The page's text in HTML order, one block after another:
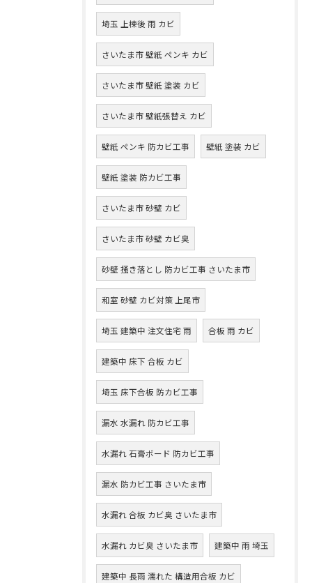
埼玉 上棟後 雨 カビ
さいたま市 壁紙 ペンキ カビ
さいたま市 壁紙 塗装 カビ
さいたま市 壁紙張替え カビ
壁紙 ペンキ 防カビ工事 壁紙 塗装 カビ
壁紙 塗装 防カビ工事
さいたま市 砂壁 カビ
さいたま市 砂壁 カビ臭
砂壁 掻き落とし 防カビ工事 さいたま市
和室 砂壁 カビ対策 上尾市
埼玉 建築中 注文住宅 雨 合板 雨 カビ
建築中 床下 合板 カビ
埼玉 床下合板 防カビ工事
漏水 水漏れ 防カビ工事
水漏れ 石膏ボード 防カビ工事
漏水 防カビ工事 さいたま市
水漏れ 合板 カビ臭 さいたま市
水漏れ カビ臭 さいたま市 建築中 雨 埼玉
建築中 長雨 濡れた 構造用合板 カビ